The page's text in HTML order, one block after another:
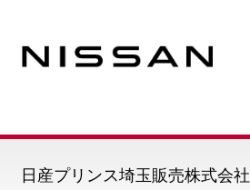
日産プリンス埼玉販売株式会社